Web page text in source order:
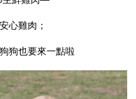
心雞肉；
狗也要來一點啦